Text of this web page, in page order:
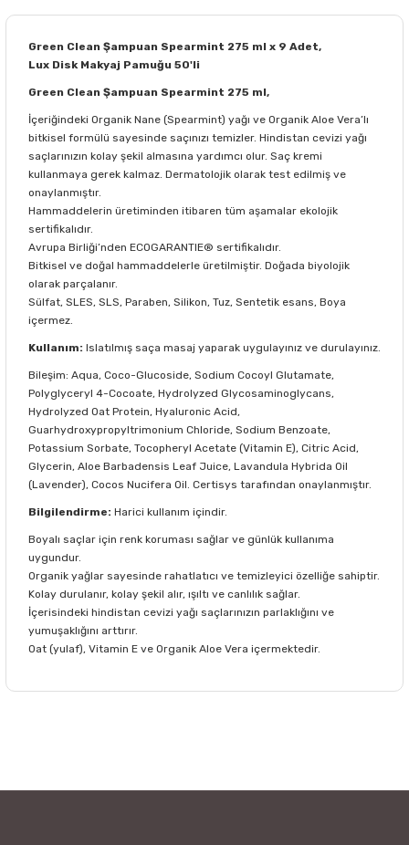
Green Clean Şampuan Spearmint 275 ml x 9 Adet,
Lux Disk Makyaj Pamuğu 50'li
Green Clean Şampuan Spearmint 275 ml,
İçeriğindeki Organik Nane (Spearmint) yağı ve Organik Aloe Vera’lı
bitkisel formülü sayesinde saçınızı temizler. Hindistan cevizi yağı
saçlarınızın kolay şekil almasına yardımcı olur. Saç kremi
kullanmaya gerek kalmaz. Dermatolojik olarak test edilmiş ve
onaylanmıştır.
Hammaddelerin üretiminden itibaren tüm aşamalar ekolojik
sertifikalıdır.
Avrupa Birliği’nden ECOGARANTIE® sertifikalıdır.
Bitkisel ve doğal hammaddelerle üretilmiştir. Doğada biyolojik
olarak parçalanır.
Sülfat, SLES, SLS, Paraben, Silikon, Tuz, Sentetik esans, Boya
içermez.
Kullanım: Islatılmış saça masaj yaparak uygulayınız ve durulayınız.
Bileşim: Aqua, Coco-Glucoside, Sodium Cocoyl Glutamate,
Polyglyceryl 4-Cocoate, Hydrolyzed Glycosaminoglycans,
Hydrolyzed Oat Protein, Hyaluronic Acid,
Guarhydroxypropyltrimonium Chloride, Sodium Benzoate,
Potassium Sorbate, Tocopheryl Acetate (Vitamin E), Citric Acid,
Glycerin, Aloe Barbadensis Leaf Juice, Lavandula Hybrida Oil
(Lavender), Cocos Nucifera Oil. Certisys tarafından onaylanmıştır.
Bilgilendirme: Harici kullanım içindir.
Boyalı saçlar için renk koruması sağlar ve günlük kullanıma
uygundur.
Organik yağlar sayesinde rahatlatıcı ve temizleyici özelliğe sahiptir.
Kolay durulanır, kolay şekil alır, ışıltı ve canlılık sağlar.
İçerisindeki hindistan cevizi yağı saçlarınızın parlaklığını ve
yumuşaklığını arttırır.
Oat (yulaf), Vitamin E ve Organik Aloe Vera içermektedir.